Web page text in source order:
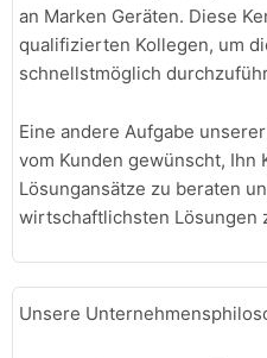
an Marken Geräten. Diese
qualifizierten Kollegen, um
schnellstmöglich
Eine andere Aufgabe
vom Kunden gewünscht, Ihn
Lösungansätze zu beraten
wirtschaftlichsten Lösungen
Unsere